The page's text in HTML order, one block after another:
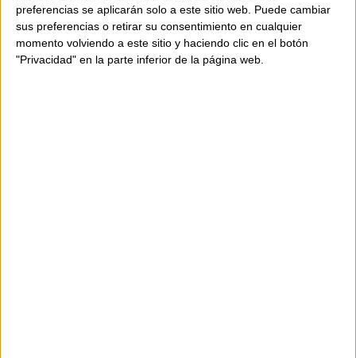
preferencias se aplicarán solo a este sitio web. Puede cambiar
sus preferencias o retirar su consentimiento en cualquier
momento volviendo a este sitio y haciendo clic en el botón
"Privacidad" en la parte inferior de la página web.